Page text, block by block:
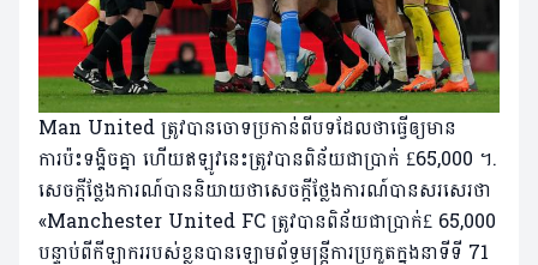
Man United ត្រូវបានចោទប្រកាន់ពីបទដែលថាធ្វើឲ្យមាន
ការប៉ះទង្គិចគ្នា ហើយឥឡូវនេះត្រូវបានពិន័យជាប្រាក់ £65,000 ។.
សេចក្តីថ្លែងការណ៍បាននិយាយថាសេចក្តីថ្លែងការណ៍បានសរសេរថា
«Manchester United FC ត្រូវបានពិន័យជាប្រាក់£ 65,000
បន្ទាប់ពីកីឡាកររបស់ខ្លួនបានឡោមព័ទ្ធមន្ត្រីការប្រកួតក្នុងនាទីទី 71